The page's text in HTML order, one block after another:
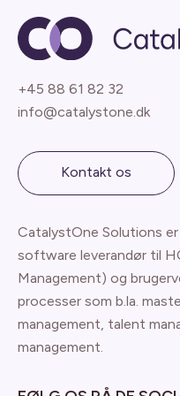
+45 88 61 82 32
info@catalystone.dk
Kontakt os
CatalystOne Solutions
software leverandør til
Management) og
processer som b.la.
management, talent
management.